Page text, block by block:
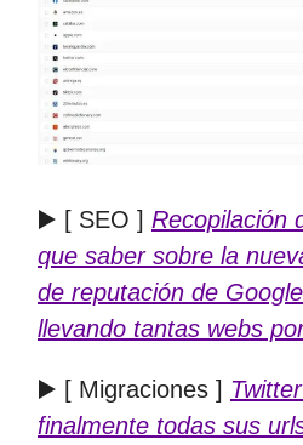
▶️ [ SEO ] Recopilación
que saber sobre la
de reputación de
llevando tantas webs
▶️ [ Migraciones ]
finalmente todas sus